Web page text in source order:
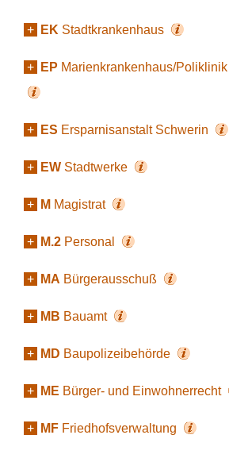
+ EK Stadtkrankenhaus
+ EP Marienkrankenhaus/Poliklinik
+ ES Ersparnisanstalt Schwerin
+ EW Stadtwerke
+ M Magistrat
+ M.2 Personal
+ MA Bürgerausschuß
+ MB Bauamt
+ MD Baupolizeibehörde
+ ME Bürger- und Einwohnerrecht
+ MF Friedhofsverwaltung